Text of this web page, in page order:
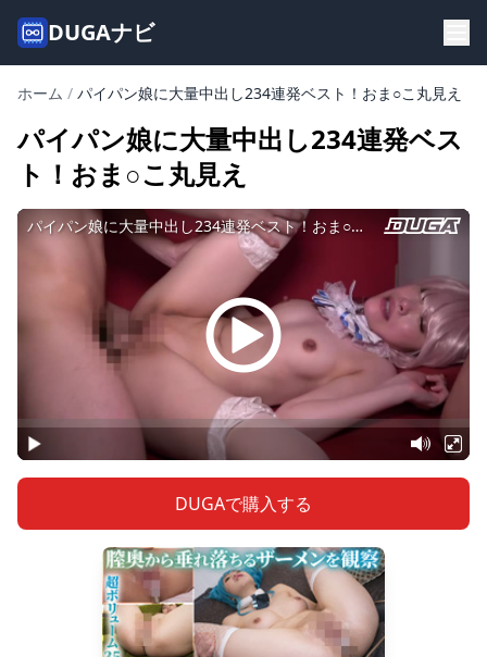
DUGAナビ
ホーム / パイパン娘に大量中出し234連発ベスト！おま○こ丸見え
パイパン娘に大量中出し234連発ベス
ト！おま○こ丸見え
DUGAで購入する